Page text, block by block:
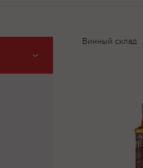
Винный склад